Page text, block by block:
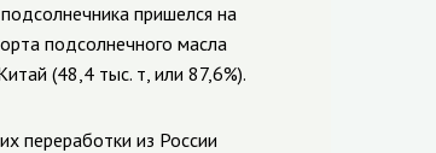
пришелся на
подсолнечного масла
(48,4 тыс. т, или 87,6%).
переработки из России